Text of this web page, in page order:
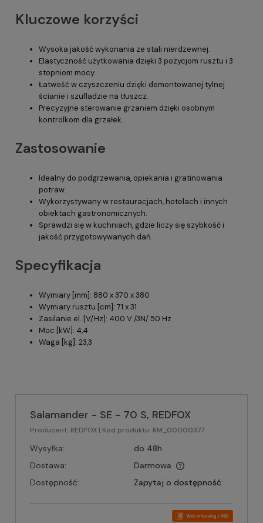
Kluczowe korzyści
Wysoka jakość wykonania ze stali nierdzewnej.
Elastyczność użytkowania dzięki 3 pozycjom rusztu i 3
stopniom mocy.
Łatwość w czyszczeniu dzięki demontowanej tylnej
ścianie i szufladzie na tłuszcz.
Precyzyjne sterowanie grzaniem dzięki osobnym
kontrolkom dla grzałek.
Zastosowanie
Idealny do podgrzewania, opiekania i gratinowania
potraw.
Wykorzystywany w restauracjach, hotelach i innych
obiektach gastronomicznych.
Sprawdzi się w kuchniach, gdzie liczy się szybkość i
jakość przygotowywanych dań.
Specyfikacja
Wymiary [mm]: 880 x 370 x 380
Wymiary rusztu [cm]: 71 x 31
Zasilanie el. [V/Hz]: 400 V /3N/ 50 Hz
Moc [kW]: 4,4
Waga [kg]: 23,3
Salamander - SE - 70 S, REDFOX
Producent: REDFOX | Kod produktu: RM_00000377
Wysyłka:
do 48h
Dostawa:
Darmowa
Dostępność:
Zapytaj o dostępność